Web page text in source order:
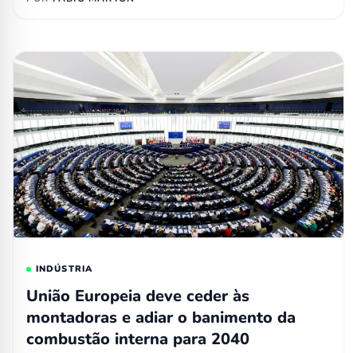
INDÚSTRIA
União Europeia deve ceder às
montadoras e adiar o banimento da
combustão interna para 2040